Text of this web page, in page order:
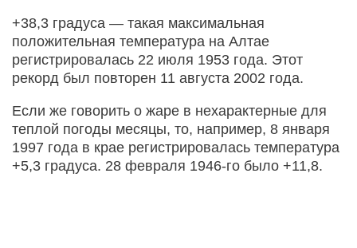
+38,3 градуса — такая максимальная
положительная температура на Алтае
регистрировалась 22 июля 1953 года. Этот
рекорд был повторен 11 августа 2002 года.
Если же говорить о жаре в нехарактерные для
теплой погоды месяцы, то, например, 8 января
1997 года в крае регистрировалась температура
+5,3 градуса. 28 февраля 1946-го было +11,8.